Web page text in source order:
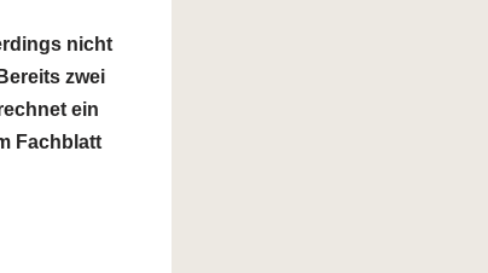
nicht
zwei
ein
Fachblatt